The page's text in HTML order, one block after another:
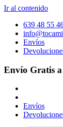
Ir al contenido
639 48 55
Envíos
Envío Gratis
Envíos